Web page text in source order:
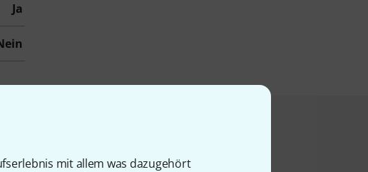
mit allem was dazugehört
Ja
angesehen haben